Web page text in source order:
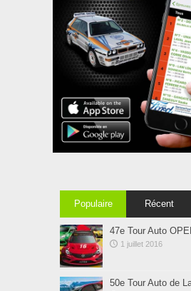
Populaire Récent
47e Tour Auto
1 juillet 2016
50e Tour Auto de